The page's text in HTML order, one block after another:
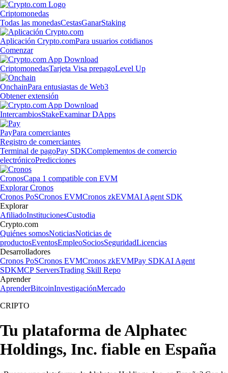
Criptomonedas
Todas las monedasCestasGanarStaking
Aplicación Crypto.comPara usuarios cotidianos
Comenzar
CriptomonedasTarjeta Visa prepagoLevel Up
OnchainPara entusiastas de Web3
Obtener extensión
IntercambiosStakeExaminar DApps
PayPara comerciantes
Registro de comerciantes
Terminal de pagoPay SDKComplementos de comercio
electrónicoPredicciones
CronosCapa 1 compatible con EVM
Explorar Cronos
Cronos PoSCronos EVMCronos zkEVMAI Agent SDK
Explorar
AfiliadoInstitucionesCustodia
Crypto.com
Quiénes somosNoticiasNoticias de
productosEventosEmpleoSociosSeguridadLicencias
Desarrolladores
Cronos PoSCronos EVMCronos zkEVMPay SDKAI Agent
SDKMCP ServersTrading Skill Repo
Aprender
AprenderBitcoinInvestigaciónMercado
CRIPTO
Tu plataforma de Alphatec
Holdings, Inc. fiable en España